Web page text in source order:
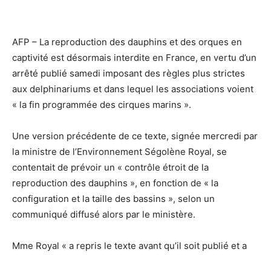
AFP – La reproduction des dauphins et des orques en
captivité est désormais interdite en France, en vertu d’un
arrêté publié samedi imposant des règles plus strictes
aux delphinariums et dans lequel les associations voient
« la fin programmée des cirques marins ».
Une version précédente de ce texte, signée mercredi par
la ministre de l’Environnement Ségolène Royal, se
contentait de prévoir un « contrôle étroit de la
reproduction des dauphins », en fonction de « la
configuration et la taille des bassins », selon un
communiqué diffusé alors par le ministère.
Mme Royal « a repris le texte avant qu’il soit publié et a